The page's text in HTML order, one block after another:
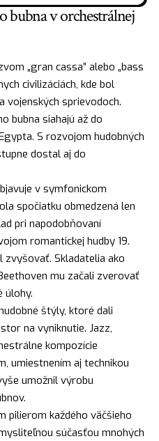
v orchestrálnej
„gran cassa” alebo „bass
civilizáciách, kde bol
vojenských sprievodoch.
bubna siahajú až do
S rozvojom hudobných
dostal aj do
v symfonickom
spočiatku obmedzená len
pri napodobňovaní
romantickej hudby 19.
Skladatelia ako
mu začali zverovať
úlohy.
štýly, ktoré dali
na vyniknutie. Jazz,
kompozície
umiestnením aj technikou
umožnil výrobu
pilierom každého väčšieho
súčasťou mnohých